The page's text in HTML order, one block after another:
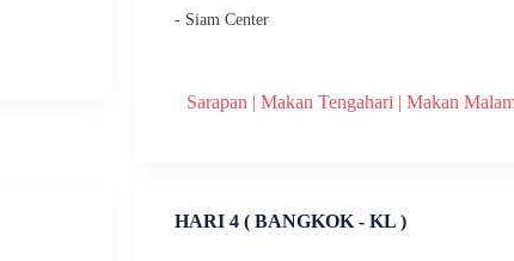
- Siam Center
Sarapan | Makan Tengahari | Makan
HARI 4 ( BANGKOK - KL )